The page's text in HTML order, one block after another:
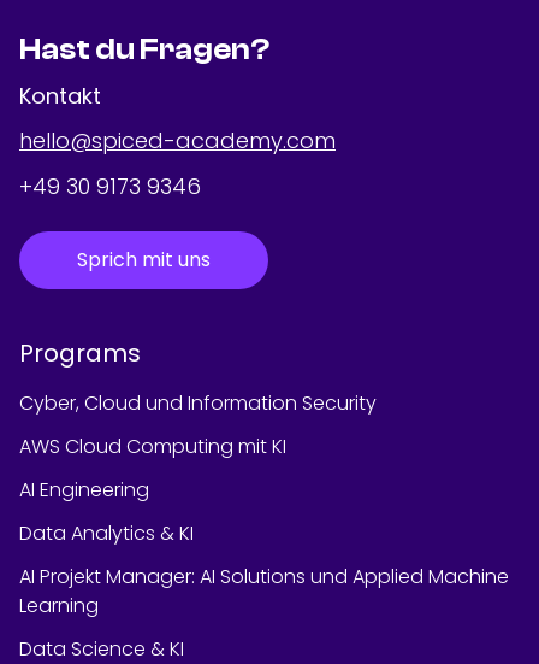
Hast du Fragen?
Kontakt
hello@spiced-academy.com
+49 30 9173 9346
Sprich mit uns
Programs
Cyber, Cloud und Information Security
AWS Cloud Computing mit KI
AI Engineering
Data Analytics & KI
AI Projekt Manager: AI Solutions und Applied Machine
Learning
Data Science & KI